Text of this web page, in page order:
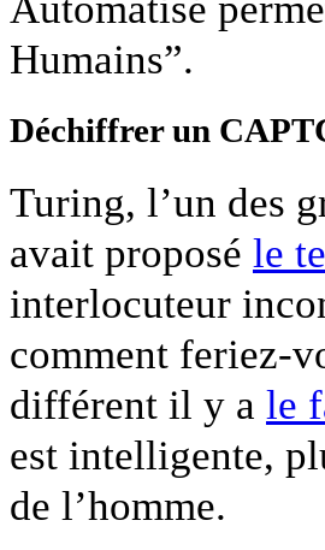
Humains”.
Déchiffrer un
Turing, l’un des
avait proposé le
interlocuteur
comment feriez-
différent il y a le
est intelligente,
de l’homme.